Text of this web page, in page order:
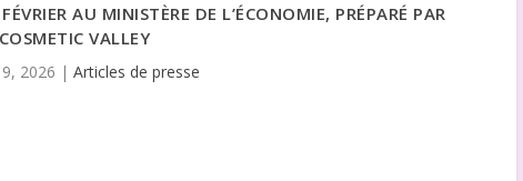
AU MINISTÈRE DE L’ÉCONOMIE, PRÉPARÉ PAR
VALLEY
9, 2026 |Articles de presse